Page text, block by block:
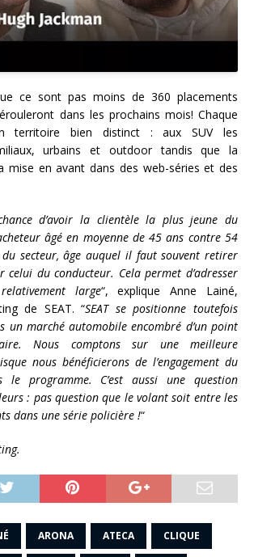
ce sont pas moins de 360 placements
dans les prochains mois! Chaque
territoire bien distinct : aux SUV les
urbains et outdoor tandis que la
mise en avant dans des web-séries et des
d’avoir la clientèle la plus jeune du
âgé en moyenne de 45 ans contre 54
secteur, âge auquel il faut souvent retirer
du conducteur. Cela permet d’adresser
large“, explique Anne Lainé,
de SEAT. “SEAT se positionne toutefois
un marché automobile encombré d’un point
Nous comptons sur une meilleure
nous bénéficierons de l’engagement du
le programme. C’est aussi une question
: pas question que le volant soit entre les
dans une série policière !“
ARONA ATECA CLIQUE